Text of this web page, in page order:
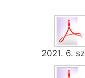
2021. 6.